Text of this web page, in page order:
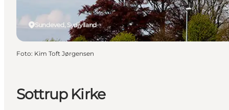
Sottrup Kirke
Sundeved, Sydjylland
Foto: Kim Toft Jørgensen